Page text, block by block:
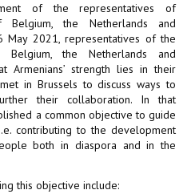
of the representatives of
Belgium, the Netherlands and
May 2021, representatives of the
Belgium, the Netherlands and
Armenians’ strength lies in their
in Brussels to discuss ways to
their collaboration. In that
a common objective to guide
contributing to the development
both in diaspora and in the
this objective include: